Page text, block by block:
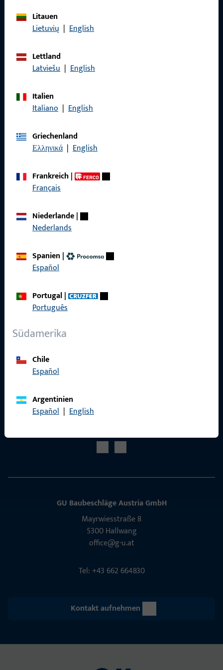
Litauen
Lietuvių | English
Lettland
Latviešu | English
Italien
Italiano | English
Griechenland
Ελληνικά | English
Frankreich|
Français
Niederlande|
Nederlands
Spanien |
Español
Portugal|
Português
Südamerika
Chile
Español
Argentinien
Español | English
Allgemeines
Datenschutz
Schnelleinstieg
Produkte
Produktkatalog
GU Baubeschläge Aus­tria GmbH
Mayrwies­straße 8
5300 Hall­wang
office@g-u.at
Tel: +43 662 664830
Kontakt aufnehmen